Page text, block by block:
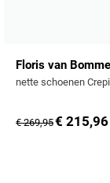
Floris van Bommel
€ 269,95€ 215,96